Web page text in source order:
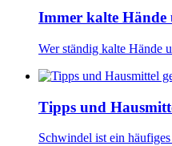
Immer kalte
Wer ständig kalte Hände
Tipps und
Schwindel ist ein